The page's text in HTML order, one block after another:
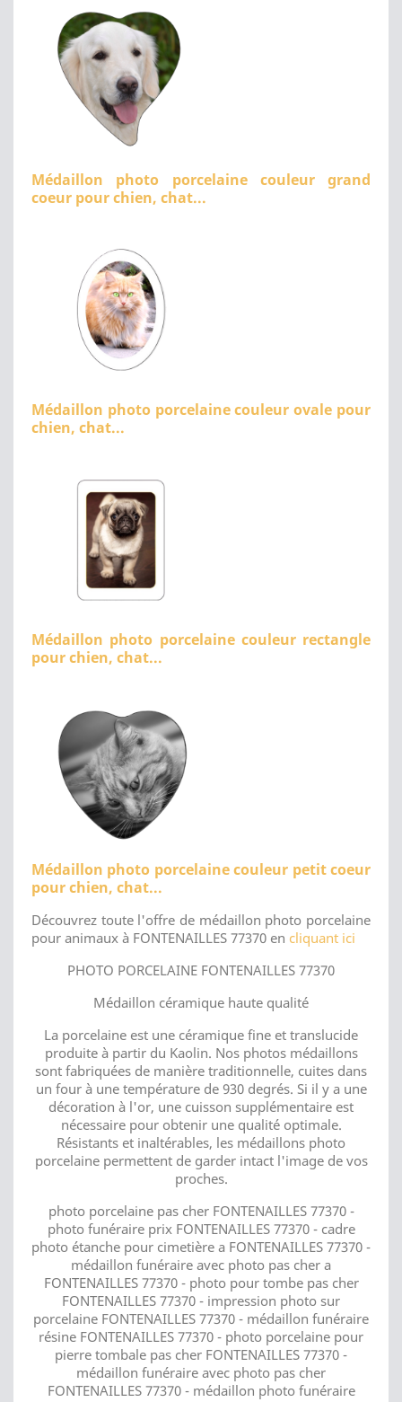
Médaillon photo porcelaine couleur grand
coeur pour chien, chat...
Médaillon photo porcelaine couleur ovale pour
chien, chat...
Médaillon photo porcelaine couleur rectangle
pour chien, chat...
Médaillon photo porcelaine couleur petit coeur
pour chien, chat...
Découvrez toute l'offre de médaillon photo porcelaine
pour animaux à FONTENAILLES 77370 en cliquant ici
PHOTO PORCELAINE FONTENAILLES 77370
Médaillon céramique haute qualité
La porcelaine est une céramique fine et translucide
produite à partir du Kaolin. Nos photos médaillons
sont fabriquées de manière traditionnelle, cuites dans
un four à une température de 930 degrés. Si il y a une
décoration à l'or, une cuisson supplémentaire est
nécessaire pour obtenir une qualité optimale.
Résistants et inaltérables, les médaillons photo
porcelaine permettent de garder intact l'image de vos
proches.
photo porcelaine pas cher FONTENAILLES 77370 -
photo funéraire prix FONTENAILLES 77370 - cadre
photo étanche pour cimetière a FONTENAILLES 77370 -
médaillon funéraire avec photo pas cher a
FONTENAILLES 77370 - photo pour tombe pas cher
FONTENAILLES 77370 - impression photo sur
porcelaine FONTENAILLES 77370 - médaillon funéraire
résine FONTENAILLES 77370 - photo porcelaine pour
pierre tombale pas cher FONTENAILLES 77370 -
médaillon funéraire avec photo pas cher
FONTENAILLES 77370 - médaillon photo funéraire